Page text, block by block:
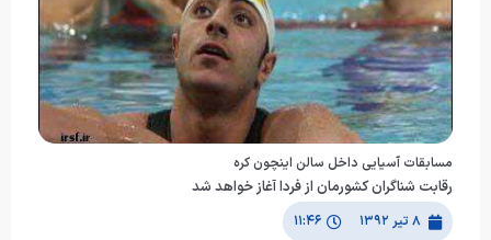
مسابقات آسیایی داخل سالن اینچون کره
رقابت شناگران کشورمان از فردا آغاز خواهد شد
۸ تیر ۱۳۹۲ ۱۱:۴۶